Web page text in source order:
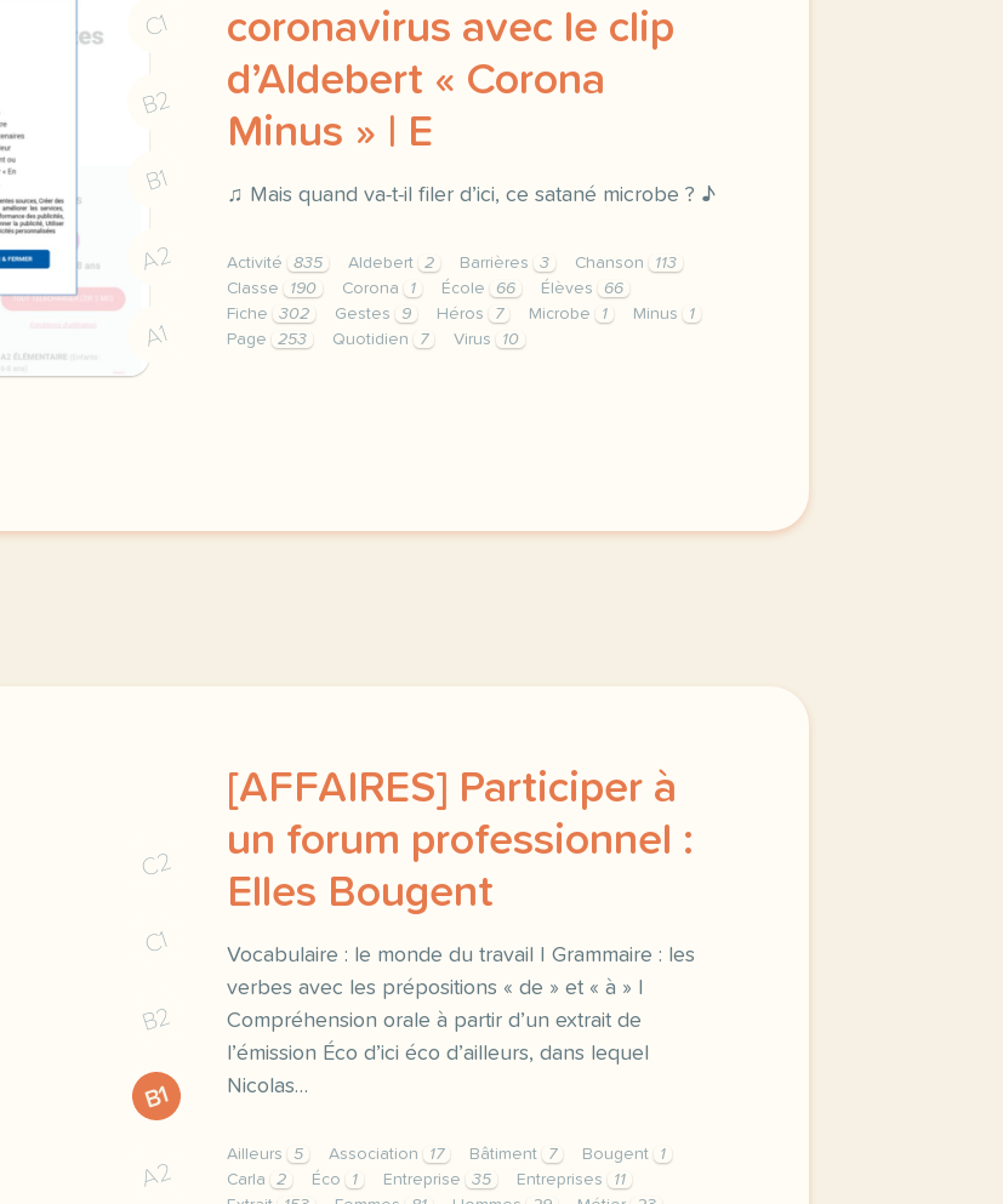
C1
B2
B1
A2
A1
coronavirus avec le clip
d’Aldebert « Corona
Minus » | E
♫ Mais quand va-t-il filer d’ici, ce satané microbe ? ♪
Activité 835 Aldebert 2 Barrières 3 Chanson
113
Classe
190 Corona 1 École 66 Élèves
66
Fiche
302 Gestes 9 Héros 7 Microbe 1 Minus
1
Page
253 Quotidien 7 Virus 10
C2
C1
B2
B1
A2
[AFFAIRES] Participer à
un forum professionnel :
Elles Bougent
Vocabulaire : le monde du travail | Grammaire : les
verbes avec les prépositions « de » et « à » |
Compréhension orale à partir d’un extrait de
l’émission Éco d’ici éco d’ailleurs, dans lequel
Nicolas…
Ailleurs 5 Association 17 Bâtiment 7 Bougent
1
Carla
2 Éco 1 Entreprise 35 Entreprises
11